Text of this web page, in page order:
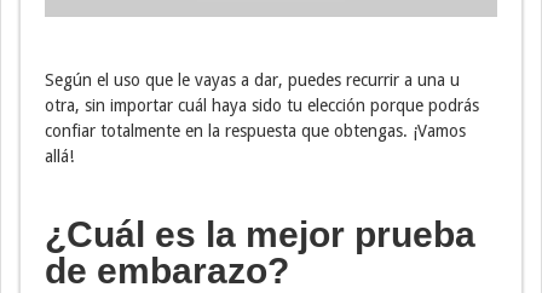
Según el uso que le vayas a dar, puedes recurrir a una u
otra, sin importar cuál haya sido tu elección porque podrás
confiar totalmente en la respuesta que obtengas. ¡Vamos
allá!
¿Cuál es la mejor prueba
de embarazo?